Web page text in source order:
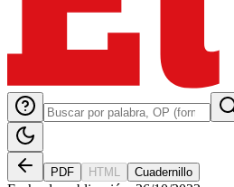
PDF HTML Cuadernillo